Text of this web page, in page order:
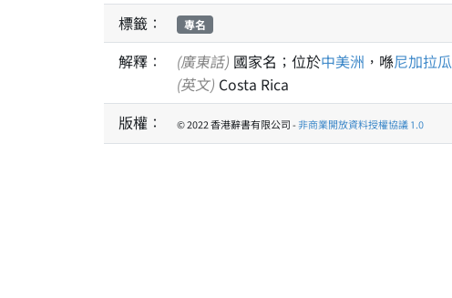
標籤：
專名
解釋： (廣東話) 國家名；位於中美洲 ，喺尼加拉瓜
(英文) Costa Rica
版權：
© 2022 香港辭書有限公司 -非商業開放資料授權協議 1.0